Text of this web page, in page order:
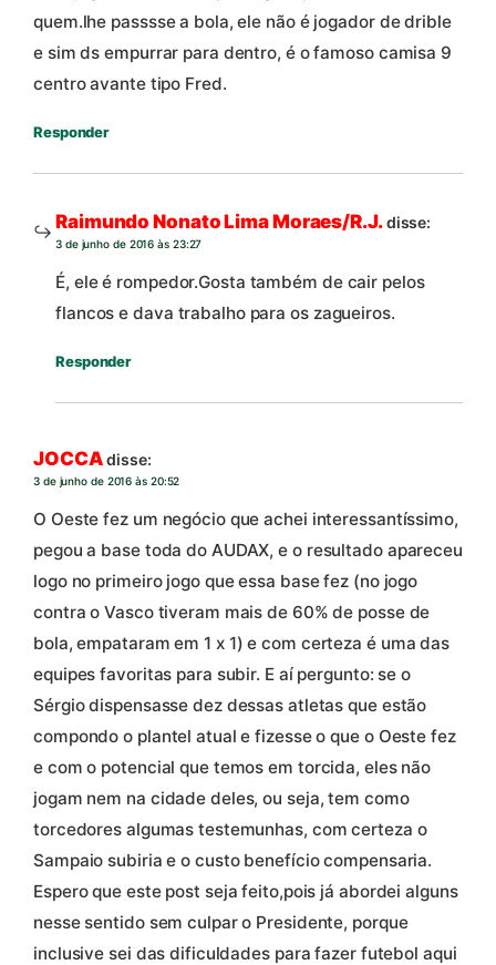
quem.lhe passsse a bola, ele não é jogador de drible
e sim ds empurrar para dentro, é o famoso camisa 9
centro avante tipo Fred.
Responder
Raimundo Nonato Lima Moraes/R.J.disse:
3 de junho de 2016 às 23:27
É, ele é rompedor.Gosta também de cair pelos
flancos e dava trabalho para os zagueiros.
Responder
JOCCA disse:
3 de junho de 2016 às 20:52
O Oeste fez um negócio que achei interessantíssimo,
pegou a base toda do AUDAX, e o resultado apareceu
logo no primeiro jogo que essa base fez (no jogo
contra o Vasco tiveram mais de 60% de posse de
bola, empataram em 1 x 1) e com certeza é uma das
equipes favoritas para subir. E aí pergunto: se o
Sérgio dispensasse dez dessas atletas que estão
compondo o plantel atual e fizesse o que o Oeste fez
e com o potencial que temos em torcida, eles não
jogam nem na cidade deles, ou seja, tem como
torcedores algumas testemunhas, com certeza o
Sampaio subiria e o custo benefício compensaria.
Espero que este post seja feito,pois já abordei alguns
nesse sentido sem culpar o Presidente, porque
inclusive sei das dificuldades para fazer futebol aqui